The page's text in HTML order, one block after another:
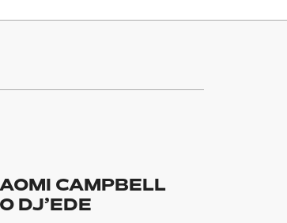
CAMPBELL
DJ’EDE